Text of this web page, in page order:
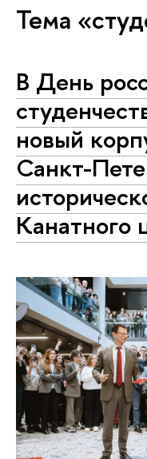
Тема
В День
новый
Санкт-
Канатного